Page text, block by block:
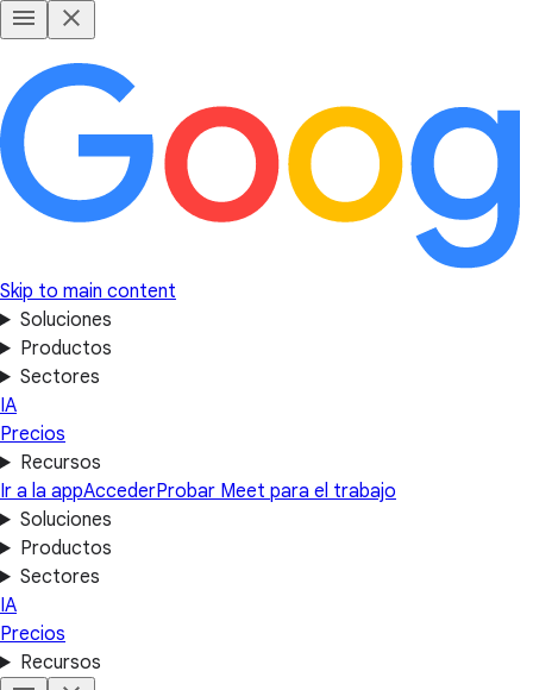
Skip to main content
Soluciones
Productos
Sectores
IA
Precios
Recursos
Ir a la appAccederProbar Meet para el trabajo
Soluciones
Productos
Sectores
IA
Precios
Recursos